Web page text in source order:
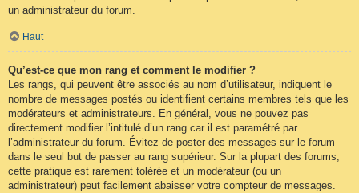
un administrateur du forum.
Haut
Qu’est-ce que mon rang et comment le modifier ?
Les rangs, qui peuvent être associés au nom d’utilisateur, indiquent le
nombre de messages postés ou identifient certains membres tels que les
modérateurs et administrateurs. En général, vous ne pouvez pas
directement modifier l’intitulé d’un rang car il est paramétré par
l’administrateur du forum. Évitez de poster des messages sur le forum
dans le seul but de passer au rang supérieur. Sur la plupart des forums,
cette pratique est rarement tolérée et un modérateur (ou un
administrateur) peut facilement abaisser votre compteur de messages.